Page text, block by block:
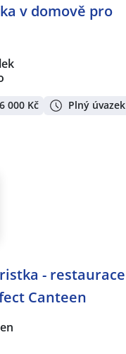
v domově pro
000 Kč Plný úvazek
- restaurace
Canteen